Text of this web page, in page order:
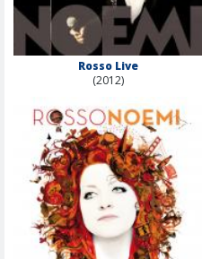
Rosso Live
(2012)